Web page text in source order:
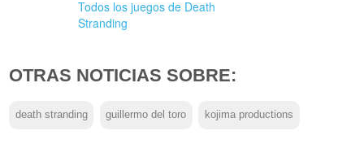
Todos los juegos de Death
Stranding
OTRAS NOTICIAS SOBRE:
death stranding guillermo del toro kojima productions